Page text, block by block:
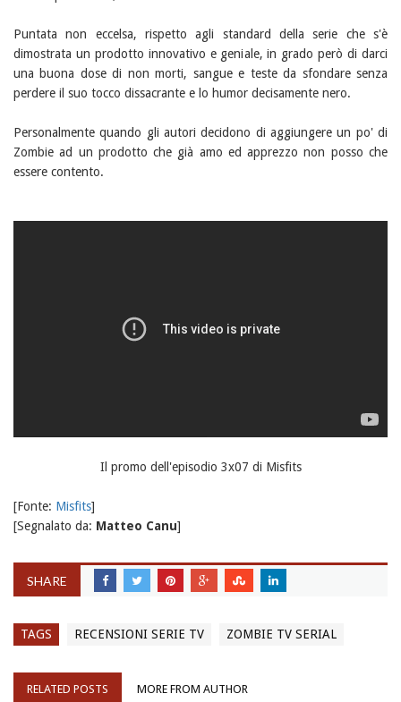
Puntata non eccelsa, rispetto agli standard della serie che s'è
dimostrata un prodotto innovativo e geniale, in grado però di darci
una buona dose di non morti, sangue e teste da sfondare senza
perdere il suo tocco dissacrante e lo humor decisamente nero.
Personalmente quando gli autori decidono di aggiungere un po' di
Zombie ad un prodotto che già amo ed apprezzo non posso che
essere contento.
Il promo dell'episodio 3x07 di Misfits
[Fonte: Misfits]
[Segnalato da: Matteo Canu]
SHARE
TAGS RECENSIONI SERIE TV ZOMBIE TV SERIAL
RELATED POSTS MORE FROM AUTHOR